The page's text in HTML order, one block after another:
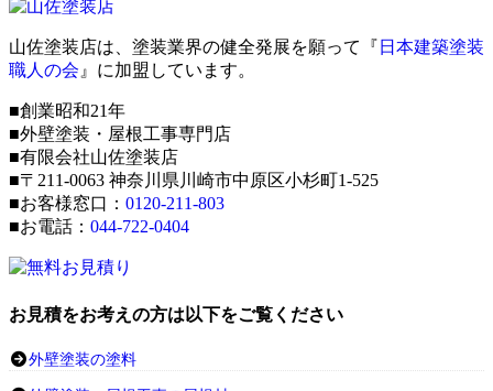
山佐塗装店は、塗装業界の健全発展を願って『 日本建築塗装
職人の会 』に加盟しています。
■創業昭和21年
■外壁塗装・屋根工事専門店
■有限会社山佐塗装店
■〒211-0063 神奈川県川崎市中原区小杉町1-525
■お客様窓口： 0120-211-803
■お電話： 044-722-0404
お見積をお考えの方は以下をご覧ください
外壁塗装の塗料